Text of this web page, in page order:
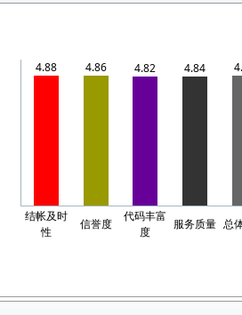
4.88 4.86 4.82 4.84
结帐及时
性
信誉度
代码丰富
度
服务质量 总